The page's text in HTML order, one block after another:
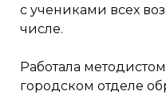
с учениками всех
числе.
Работала
городском отделе